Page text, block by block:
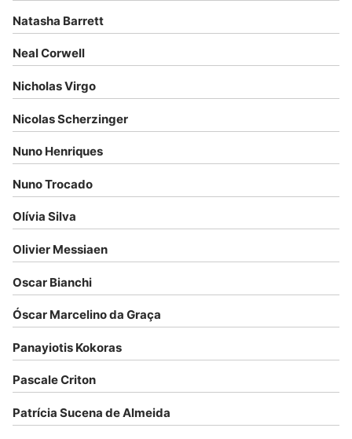
Natasha Barrett
Neal Corwell
Nicholas Virgo
Nicolas Scherzinger
Nuno Henriques
Nuno Trocado
Olívia Silva
Olivier Messiaen
Oscar Bianchi
Óscar Marcelino da Graça
Panayiotis Kokoras
Pascale Criton
Patrícia Sucena de Almeida